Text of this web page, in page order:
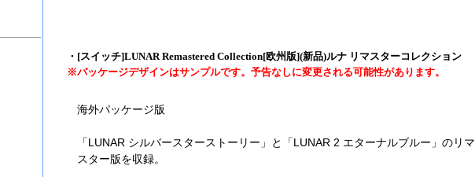
・[スイッチ]LUNAR Remastered Collection[欧州版](新品)ルナ リマスターコレクション
※パッケージデザインはサンプルです。予告なしに変更される可能性があります。
海外パッケージ版
「LUNAR シルバースターストーリー」と「LUNAR 2 エターナルブルー」のリマ
スター版を収録。